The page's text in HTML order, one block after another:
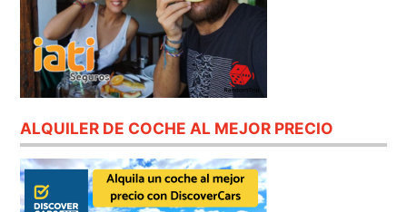
ALQUILER DE COCHE AL MEJOR PRECIO